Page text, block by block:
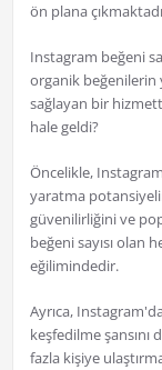
ön plana
Instagram beğeni
organik beğenilerin
sağlayan bir
hale geldi?
Öncelikle,
yaratma
güvenilirliğini ve
beğeni sayısı olan
eğilimindedir.
Ayrıca,
keşfedilme
fazla kişiye